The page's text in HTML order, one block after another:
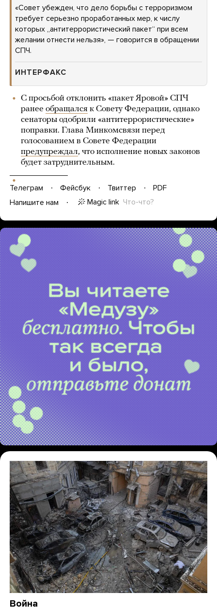
«Совет убежден, что дело борьбы с терроризмом
требует серьезно проработанных мер, к числу
которых „антитеррористический пакет“ при всем
желании отнести нельзя», — говорится в обращении
СПЧ.
ИНТЕРФАКС
С просьбой отклонить «пакет Яровой» СПЧ
ранее обращался к Совету Федерации, однако
сенаторы одобрили «антитеррористические»
поправки. Глава Минкомсвязи перед
голосованием в Совете Федерации
предупреждал, что исполнение новых законов
будет затруднительным.
Телеграм Фейсбук Твиттер
PDF
Напишите нам
Magic link Что-что?
Война